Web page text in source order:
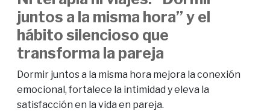
juntos a la misma hora” y el
hábito silencioso que
transforma la pareja
Dormir juntos a la misma hora mejora la conexión
emocional, fortalece la intimidad y eleva la
satisfacción en la vida en pareja.